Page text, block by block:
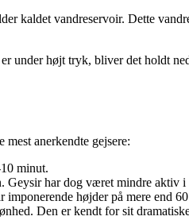
kaldet vandreservoir. Dette
under højt tryk, bliver det holdt
anerkendte gejsere:
minut.
har dog været mindre aktiv
højder på mere end 60
Den er kendt for sit